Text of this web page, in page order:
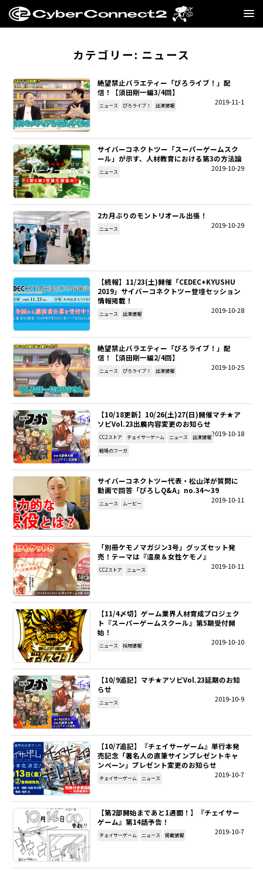
MANGA・NOVEL
FILM
CC2STORE
COMPANY
RECRUIT
SITEMAP
EN
カテゴリー: ニュース
絶望禁止バラエティー「ぴろライブ！」配
信！【須田剛一編3/4回】
2019-11-1
ニュース ぴろライブ！ 出演情報
サイバーコネクトツー「スーパーゲームスク
ール」が示す、人材教育における第3の方法論
2019-10-29
ニュース
2カ月ぶりのモントリオール出張！
2019-10-29
ニュース
【続報】11/23(土)開催「CEDEC+KYUSHU
2019」サイバーコネクトツー登壇セッション
情報掲載！
2019-10-28
ニュース 出演情報
絶望禁止バラエティー「ぴろライブ！」配
信！【須田剛一編2/4回】
2019-10-25
ニュース ぴろライブ！ 出演情報
【10/18更新】10/26(土)27(日)開催マチ★ア
ソビVol.23出展内容変更のお知らせ
2019-10-18
CC2ストア チェイサーゲーム ニュース 出演情報
戦場のフーガ
サイバーコネクトツー代表・松山洋が質問に
動画で回答「ぴろしQ&A」no.34～39
2019-10-11
ニュース ムービー
「別冊ケモノマガジン3号」グッズセット発
売！テーマは『温泉＆女性ケモノ』
2019-10-11
CC2ストア ニュース
【11/4〆切】ゲーム業界人材育成プロジェク
ト『スーパーゲームスクール』第5期受付開
始！
2019-10-10
ニュース 採用情報
【10/9追記】マチ★アソビVol.23延期のお知
らせ
2019-10-9
ニュース
【10/7追記】『チェイサーゲーム』単行本発
売記念「著名人の直筆サインプレゼントキャ
ンペーン」プレゼント変更のお知らせ
2019-10-7
チェイサーゲーム ニュース
【第2部開始まであと1週間！】『チェイサー
ゲーム』第14話予告！
2019-10-7
チェイサーゲーム ニュース 掲載情報